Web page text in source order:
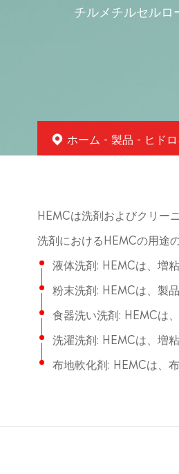
チルメチルセルロ
ホーム 製品 ヒド
HEMCは洗剤およびクリー
洗剤におけるHEMCの用途
液体洗剤: HEMCは、増
粉末洗剤: HEMCは、製
食器洗い洗剤: HEMCは
洗濯洗剤: HEMCは、増
布地軟化剤: HEMCは、